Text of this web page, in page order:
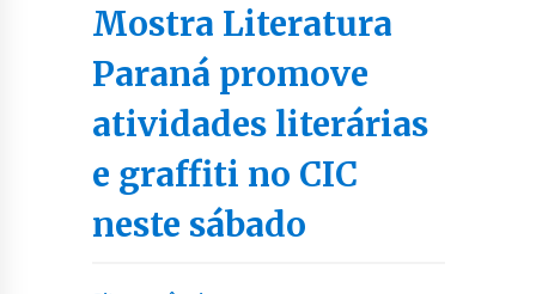
Mostra Literatura
Paraná promove
atividades literárias
e graffiti no CIC
neste sábado